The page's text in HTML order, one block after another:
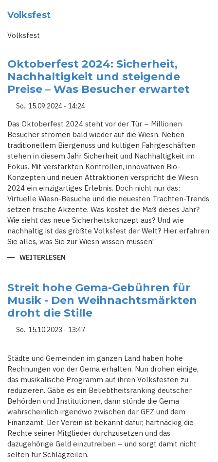
Volksfest
Volksfest
Oktoberfest 2024: Sicherheit,
Nachhaltigkeit und steigende
Preise – Was Besucher erwartet
So., 15.09.2024 - 14:24
Das Oktoberfest 2024 steht vor der Tür – Millionen
Besucher strömen bald wieder auf die Wiesn. Neben
traditionellem Biergenuss und kultigen Fahrgeschäften
stehen in diesem Jahr Sicherheit und Nachhaltigkeit im
Fokus. Mit verstärkten Kontrollen, innovativen Bio-
Konzepten und neuen Attraktionen verspricht die Wiesn
2024 ein einzigartiges Erlebnis. Doch nicht nur das:
Virtuelle Wiesn-Besuche und die neuesten Trachten-Trends
setzen frische Akzente. Was kostet die Maß dieses Jahr?
Wie sieht das neue Sicherheitskonzept aus? Und wie
nachhaltig ist das größte Volksfest der Welt? Hier erfahren
Sie alles, was Sie zur Wiesn wissen müssen!
WEITERLESEN
NACHHALTIGKEIT
UND
STEIGENDE
PREISE
–
WAS
BESUCHER
ERWARTET
Streit hohe Gema-Gebühren für
Musik - Den Weihnachtsmärkten
droht die Stille
So., 15.10.2023 - 13:47
Städte und Gemeinden im ganzen Land haben hohe
Rechnungen von der Gema erhalten. Nun drohen einige,
das musikalische Programm auf ihren Volksfesten zu
reduzieren. Gäbe es ein Beliebtheitsranking deutscher
Behörden und Institutionen, dann stünde die Gema
wahrscheinlich irgendwo zwischen der GEZ und dem
Finanzamt. Der Verein ist bekannt dafür, hartnäckig die
Rechte seiner Mitglieder durchzusetzen und das
dazugehörige Geld einzutreiben – und sorgt damit nicht
selten für Schlagzeilen.